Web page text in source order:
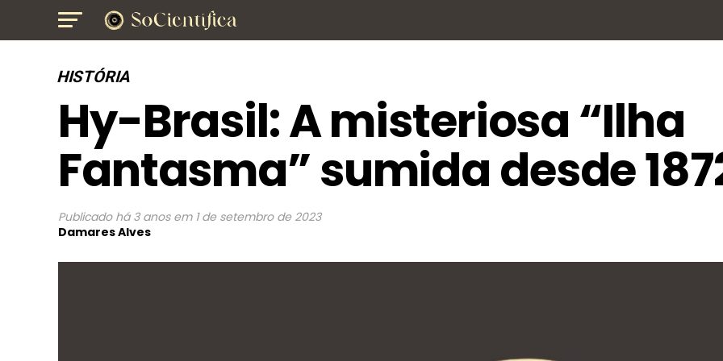
HISTÓRIA
Hy-Brasil: A misteriosa “Ilha
Fantasma” sumida desde
Publicado há 3 anos em 1 de setembro de 2023
Damares Alves